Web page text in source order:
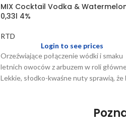
MIX Cocktail Vodka &
0,33l 4%
RTD
Login to see prices
Orzeźwiające połączenie wódki i smaku
letnich owoców z arbuzem w roli
Lekkie, słodko-kwaśne nuty sprawią, że